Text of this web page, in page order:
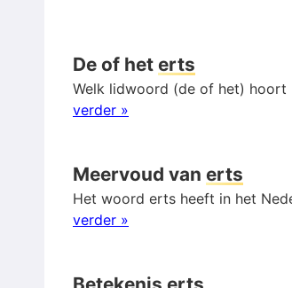
De of het erts
Welk lidwoord (de of het)
verder »
Meervoud van erts
Het woord erts heeft in het
verder »